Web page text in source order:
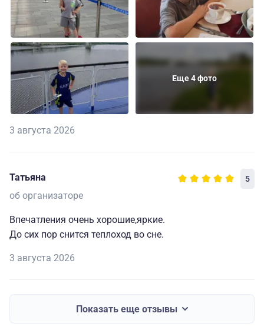
Еще 4 фото
3 августа 2026
Татьяна 5
об организаторе
Впечатления очень хорошие,яркие.
До сих пор снится теплоход во сне.
3 августа 2026
Показать еще отзывы